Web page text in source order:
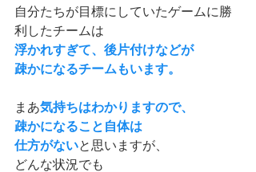
自分たちが目標にしていたゲームに勝
利したチームは
浮かれすぎて、後片付けなどが
疎かになるチームもいます。
まあ気持ちはわかりますので、
疎かになること自体は
仕方がないと思いますが、
どんな状況でも